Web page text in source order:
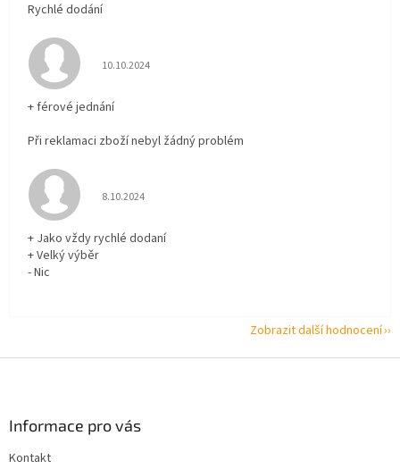
Rychlé dodání
Hodnocení obchodu je 5 z 5 hvězdiček.
10.10.2024
+ férové jednání
Při reklamaci zboží nebyl žádný problém
Hodnocení obchodu je 5 z 5 hvězdiček.
8.10.2024
+ Jako vždy rychlé dodaní
+ Velký výběr
- Nic
Zobrazit další hodnocení
Informace pro vás
Kontakt